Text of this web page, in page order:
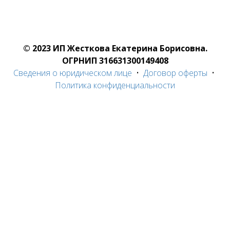
© 2023 ИП Жесткова Екатерина Борисовна.
ОГРНИП 316631300149408
Сведения о юридическом лице • Договор оферты •
Политика конфиденциальности